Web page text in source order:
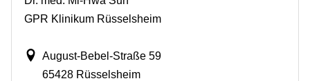
GPR Klinikum Rüsselsheim
August-Bebel-Straße 59
65428 Rüsselsheim